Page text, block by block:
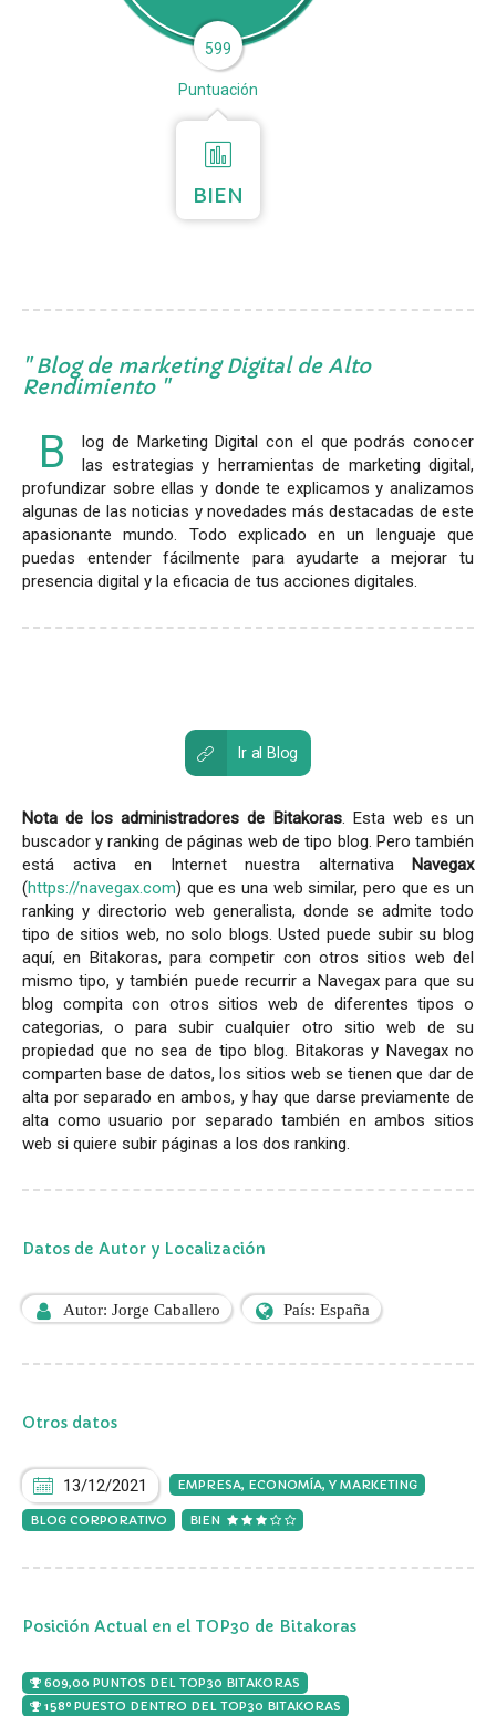
599
Puntuación
BIEN
Blog de marketing Digital de Alto
Rendimiento
B
log de Marketing Digital con el que podrás conocer
las estrategias y herramientas de marketing digital,
profundizar sobre ellas y donde te explicamos y analizamos
algunas de las noticias y novedades más destacadas de este
apasionante mundo. Todo explicado en un lenguaje que
puedas entender fácilmente para ayudarte a mejorar tu
presencia digital y la eficacia de tus acciones digitales.
Ir al Blog
Nota de los administradores de Bitakoras. Esta web es un
buscador y ranking de páginas web de tipo blog. Pero también
está activa en Internet nuestra alternativa Navegax
(https://navegax.com) que es una web similar, pero que es un
ranking y directorio web generalista, donde se admite todo
tipo de sitios web, no solo blogs. Usted puede subir su blog
aquí, en Bitakoras, para competir con otros sitios web del
mismo tipo, y también puede recurrir a Navegax para que su
blog compita con otros sitios web de diferentes tipos o
categorias, o para subir cualquier otro sitio web de su
propiedad que no sea de tipo blog. Bitakoras y Navegax no
comparten base de datos, los sitios web se tienen que dar de
alta por separado en ambos, y hay que darse previamente de
alta como usuario por separado también en ambos sitios
web si quiere subir páginas a los dos ranking.
Datos de Autor y Localización
Autor: Jorge Caballero País: España
Otros datos
13/12/2021 EMPRESA, ECONOMÍA, Y MARKETING
BLOG CORPORATIVO BIEN
Posición Actual en el TOP30 de Bitakoras
609,00 PUNTOS DEL TOP30 BITAKORAS
158º PUESTO DENTRO DEL TOP30 BITAKORAS